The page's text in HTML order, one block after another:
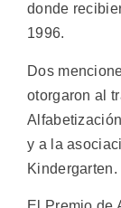
donde
1996.
Dos
otorgaron al
y a la
Kindergarten.